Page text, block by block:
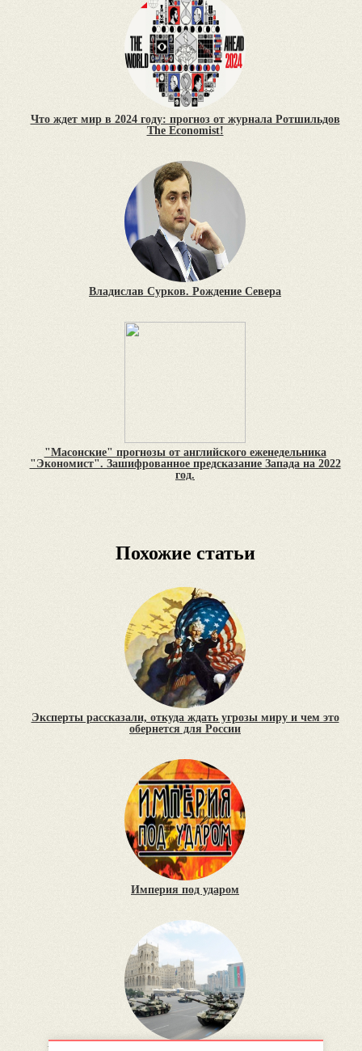
Что ждет мир в 2024 году: прогноз от журнала Ротшильдов
The Economist!
Владислав Сурков. Рождение Севера
"Масонские" прогнозы от английского еженедельника
"Экономист". Зашифрованное предсказание Запада на 2022
год.
Похожие статьи
Эксперты рассказали, откуда ждать угрозы миру и чем это
обернется для России
Империя под ударом